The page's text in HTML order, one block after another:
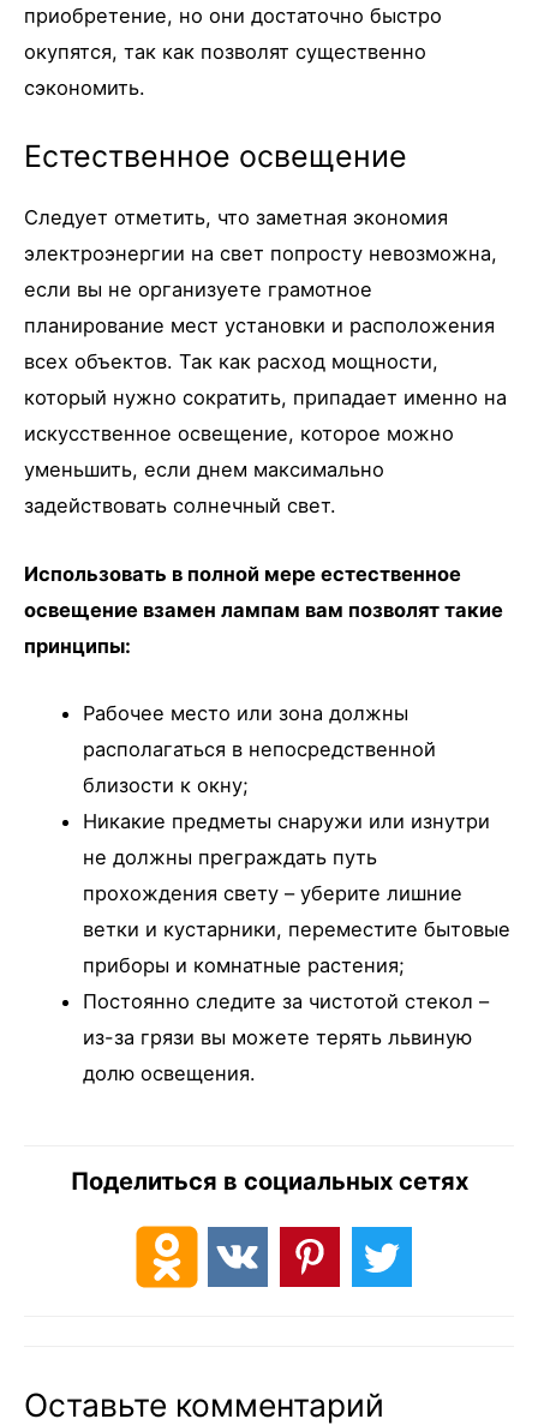
приобретение, но они достаточно быстро
окупятся, так как позволят существенно
сэкономить.
Естественное освещение
Следует отметить, что заметная экономия
электроэнергии на свет попросту невозможна,
если вы не организуете грамотное
планирование мест установки и расположения
всех объектов. Так как расход мощности,
который нужно сократить, припадает именно на
искусственное освещение, которое можно
уменьшить, если днем максимально
задействовать солнечный свет.
Использовать в полной мере естественное
освещение взамен лампам вам позволят такие
принципы:
Рабочее место или зона должны
располагаться в непосредственной
близости к окну;
Никакие предметы снаружи или изнутри
не должны преграждать путь
прохождения свету – уберите лишние
ветки и кустарники, переместите бытовые
приборы и комнатные растения;
Постоянно следите за чистотой стекол –
из-за грязи вы можете терять львиную
долю освещения.
Поделиться в социальных сетях
Оставьте комментарий